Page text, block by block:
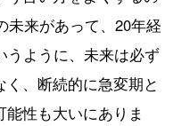
未来があって、20年経
うように、未来は必ず
、断続的に急変期と
性も大いにありま